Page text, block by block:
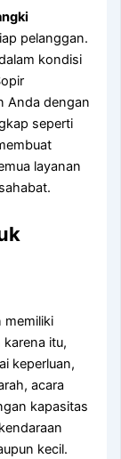
pelanggan.
kondisi
Anda dengan
seperti
layanan
memiliki
itu,
keperluan,
acara
kapasitas
kecil.